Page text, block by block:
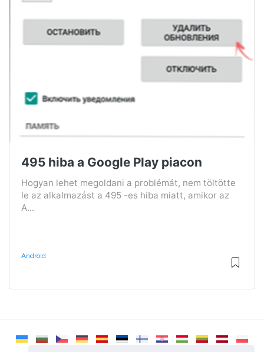
495 hiba a Google Play piacon
Hogyan lehet megoldani a problémát, nem töltötte
le az alkalmazást a 495 -es hiba miatt, amikor az
A...
Android